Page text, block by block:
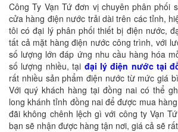
Công Ty Vạn Tứ đơn vị chuyên phân phối
cửa hàng điện nước trải dài trên các tỉnh,
tôi có đại lý phân phối thiết bị điện nước,
tất cả mặt hàng điện nước công trình, với
số lượng lớn đáp ứng nhu cầu hàng hóa
số lượng nhiều, tại đại lý điện nước tại
rất nhiều sản phẩm điện nước từ mức giá
Với quý khách hàng tại đồng nai có thể
long khánh tỉnh đồng nai để được mua
đãi không chênh lệch gì với công ty Vạn
bạn sẽ nhận được hàng tận nơi, giá cả sẽ